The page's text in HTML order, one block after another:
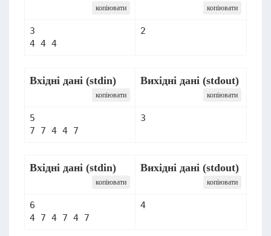
копіювати копіювати
3
2
Вхідні дані (stdin)
копіювати
Вихідні дані (stdout)
копіювати
5
3
Вхідні дані (stdin)
копіювати
Вихідні дані (stdout)
копіювати
6
4